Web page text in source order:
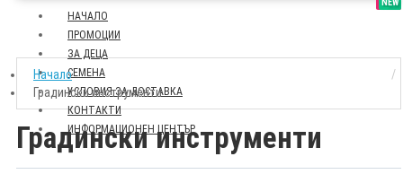
НАЧАЛО
SALE
ПРОМОЦИИ
NEW
ЗА ДЕЦА
СЕМЕНА
УСЛОВИЯ ЗА ДОСТАВКА
КОНТАКТИ
ИНФОРМАЦИОНЕН ЦЕНТЪР
Начало
Градински инструменти
Градински инструменти